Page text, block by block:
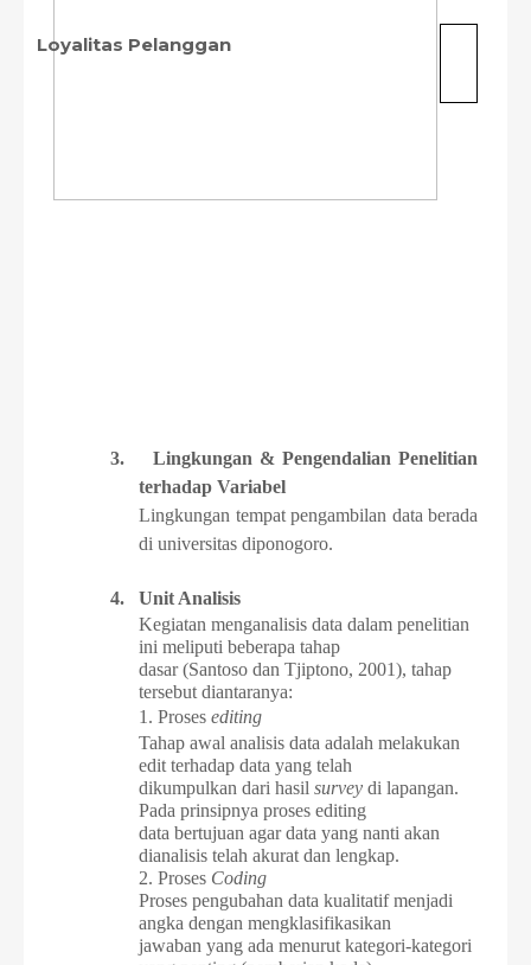
Loyalitas Pelanggan
3.
Lingkungan & Pengendalian Penelitian
terhadap Variabel
Lingkungan tempat pengambilan data berada
di universitas diponogoro.
4.
Unit Analisis
Kegiatan menganalisis data dalam penelitian
ini meliputi beberapa tahap
dasar (Santoso dan Tjiptono, 2001), tahap
tersebut diantaranya:
1. Proses editing
Tahap awal analisis data adalah melakukan
edit terhadap data yang telah
dikumpulkan dari hasil survey di lapangan.
Pada prinsipnya proses editing
data bertujuan agar data yang nanti akan
dianalisis telah akurat dan lengkap.
2. Proses Coding
Proses pengubahan data kualitatif menjadi
angka dengan mengklasifikasikan
jawaban yang ada menurut kategori-kategori